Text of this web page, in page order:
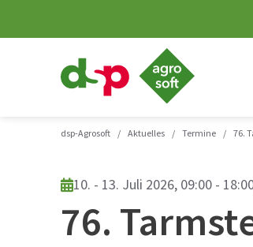
System.
dsp-Agrosoft / Aktuelles / Termine / 76.
10. - 13. Juli 2026, 09:00 -
76.